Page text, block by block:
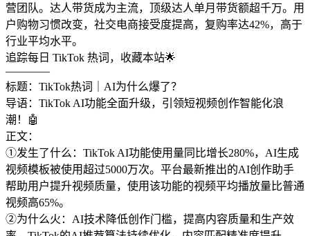
营团队。达人带货成为主流，顶级达人单月带货额超千万。用
户购物习惯改变，社交电商接受度提高，复购率达42%，高于
行业平均水平。
追踪每日 TikTok 热词，收藏本站🌟
————
标题：TikTok热词｜AI为什么爆了？
导语：TikTok AI功能全面升级，引领短视频创作智能化浪
潮！🤖
正文：
①发生了什么：TikTok AI功能使用量同比增长280%，AI生成
视频模板被使用超过5000万次。平台最新推出的AI创作助手
帮助用户提升视频质量，使用该功能的视频平均播放量比普通
视频高65%。
②为什么火：AI技术降低创作门槛，提高内容质量和生产效